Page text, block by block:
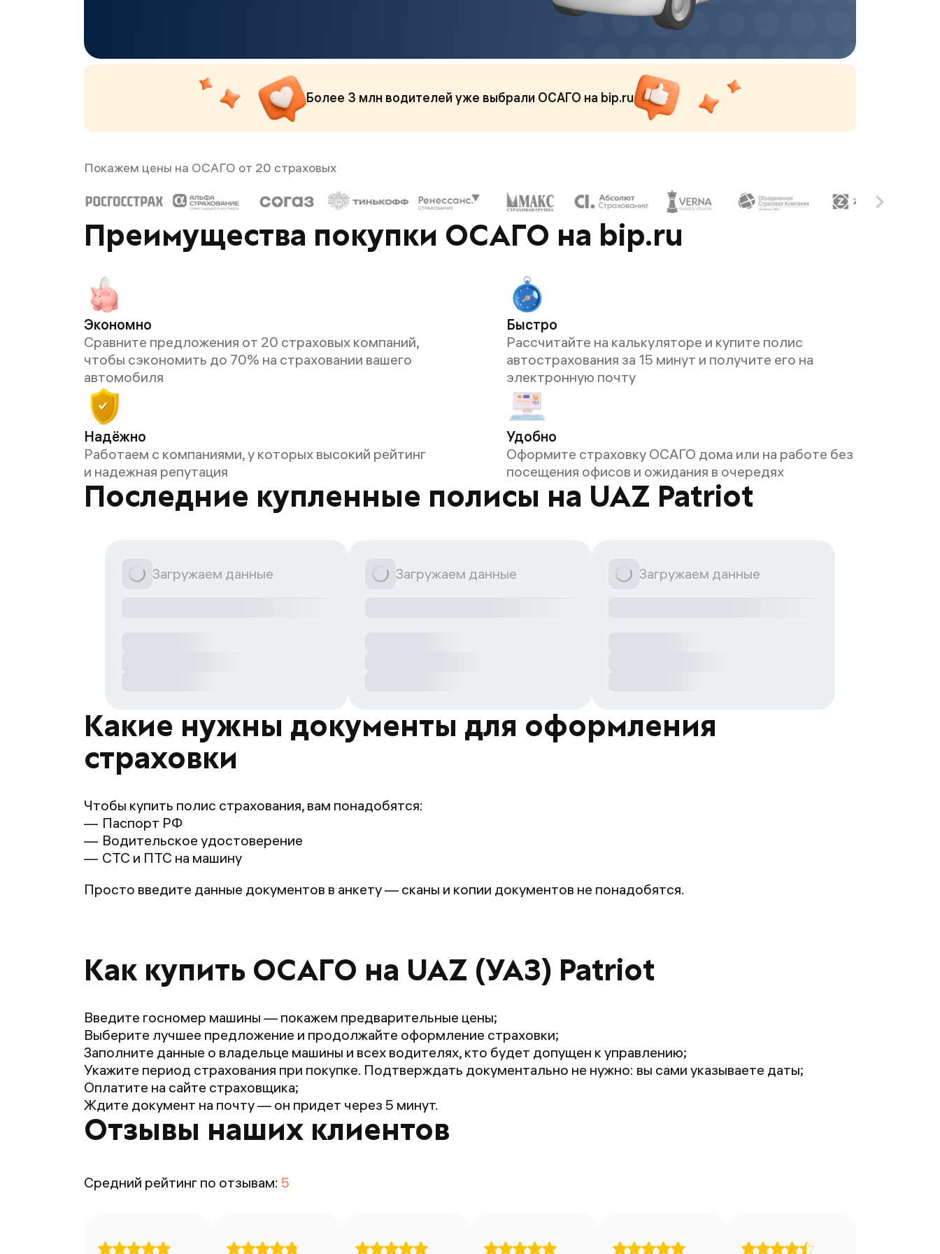
Более 3 млн водителей уже выбрали ОСАГО на bip.ru
Покажем цены на ОСАГО от 20 страховых
Преимущества покупки ОСАГО на bip.ru
Экономно
Сравните предложения от 20 страховых компаний,
чтобы сэкономить до 70% на страховании вашего
автомобиля
Быстро
Рассчитайте на калькуляторе и купите полис
автострахования за 15 минут и получите его на
электронную почту
Надёжно
Работаем с компаниями, у которых высокий рейтинг
и надежная репутация
Удобно
Оформите страховку ОСАГО дома или на работе без
посещения офисов и ожидания в очередях
Последние купленные полисы на UAZ Patriot
Загружаем данные Загружаем данные Загружаем данные
Какие нужны документы для оформления
страховки
Чтобы купить полис страхования, вам понадобятся:
Паспорт РФ
Водительское удостоверение
СТС и ПТС на машину
Просто введите данные документов в анкету — сканы и копии документов не понадобятся.
Как купить ОСАГО на UAZ (УАЗ) Patriot
Введите госномер машины — покажем предварительные цены;
Выберите лучшее предложение и продолжайте оформление страховки;
Заполните данные о владельце машины и всех водителях, кто будет допущен к управлению;
Укажите период страхования при покупке. Подтверждать документально не нужно: вы сами указываете даты;
Оплатите на сайте страховщика;
Ждите документ на почту — он придет через 5 минут.
Отзывы наших клиентов
Средний рейтинг по отзывам: 5